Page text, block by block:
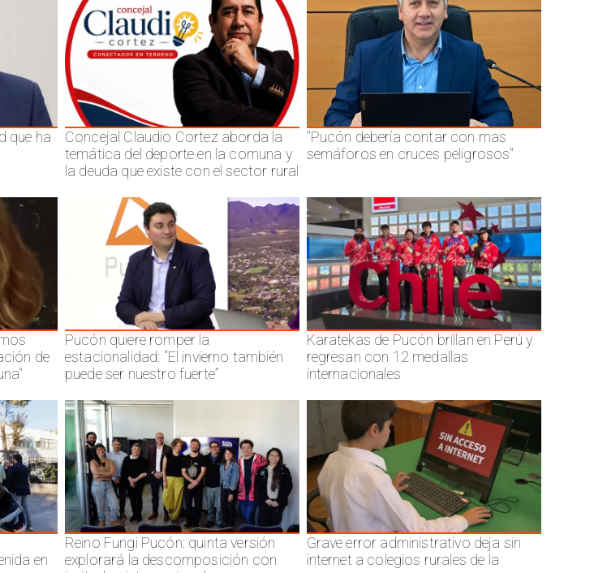
que ha
Concejal Claudio Cortez aborda la
temática del deporte en la comuna y
la deuda que existe con el sector rural
"Pucón debería contar con mas
semáforos en cruces peligrosos"
de
Pucón quiere romper la
estacionalidad: “El invierno también
puede ser nuestro fuerte”
Karatekas de Pucón brillan en Perú y
regresan con 12 medallas
internacionales
en
Reino Fungi Pucón: quinta versión
explorará la descomposición con
Grave error administrativo deja sin
internet a colegios rurales de la